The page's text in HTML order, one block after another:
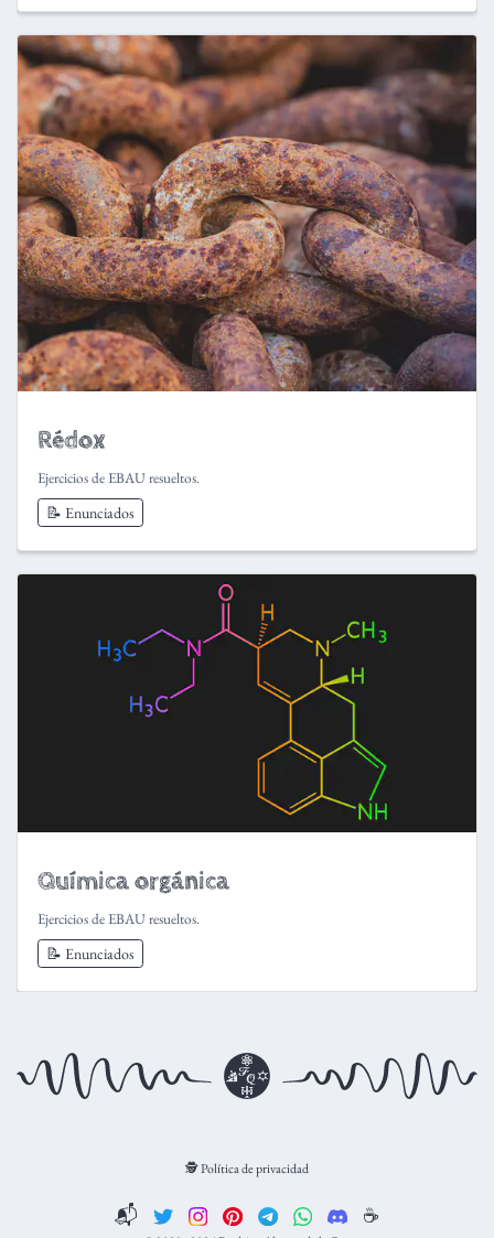
Rédox
Ejercicios de EBAU resueltos.
📝 Enunciados
Química orgánica
Ejercicios de EBAU resueltos.
📝 Enunciados
🕵️ Política de privacidad
📬 ☕️